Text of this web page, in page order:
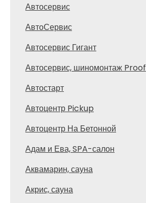
Автосервис
АвтоСервис
Автосервис Гигант
Автосервис, шиномонтаж Proof
Автостарт
Автоцентр Pickup
Автоцентр На Бетонной
Адам и Ева, SPA-салон
Аквамарин, сауна
Акрис, сауна